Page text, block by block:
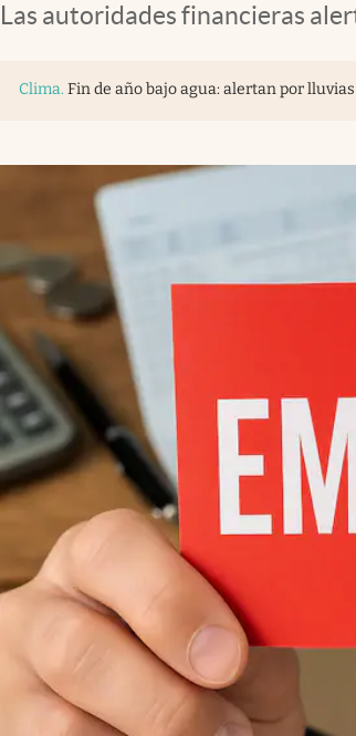
Las autoridades financieras
Clima. Fin de año bajo agua: alertan por